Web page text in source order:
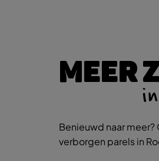
MEER
Benieuwd naar
verborgen parels in